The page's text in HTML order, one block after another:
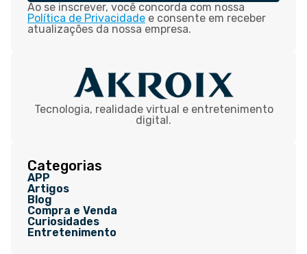
Ao se inscrever, você concorda com nossa
Política de Privacidade e consente em receber
atualizações da nossa empresa.
Tecnologia, realidade virtual e entretenimento
digital.
Categorias
APP
Artigos
Blog
Compra e Venda
Curiosidades
Entretenimento